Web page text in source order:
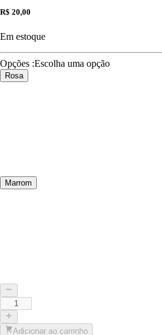
R$ 20,00
Em estoque
Opções :Escolha uma opção
Rosa
Marrom
Adicionar ao carrinho